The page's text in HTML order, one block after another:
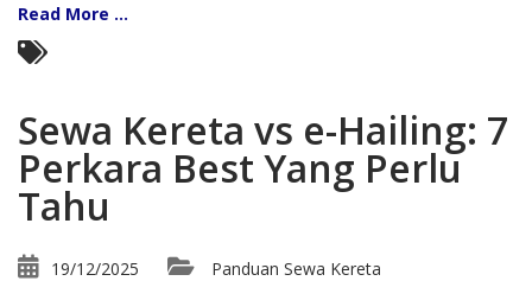
Read More ...
Sewa Kereta vs e-Hailing: 7
Perkara Best Yang Perlu
Tahu
19/12/2025
Panduan Sewa Kereta